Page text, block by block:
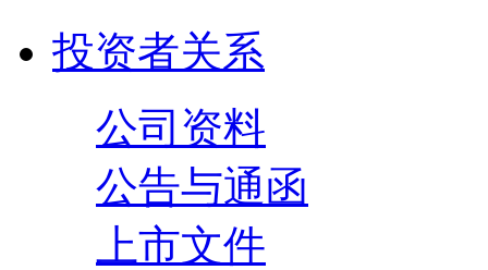
投资者关系
公司资料
公告与通函
上市文件